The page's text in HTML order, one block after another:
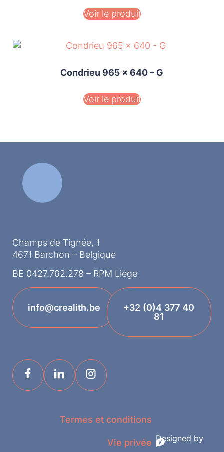
Voir le produit
Condrieu 965 x 640 – G
Voir le produit
Champs de Tignée, 1
4671 Barchon – Belgique
BE 0427.762.278 – RPM Liège
info@crealith.be
+32 (0)4 377 40
81
Termes et conditions
Vie privée Designed by